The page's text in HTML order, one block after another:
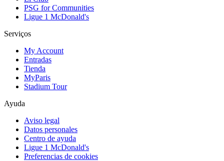
PSG for Communities
Ligue 1 McDonald's
Serviços
My Account
Entradas
Tienda
MyParis
Stadium Tour
Ayuda
Aviso legal
Datos personales
Centro de ayuda
Ligue 1 McDonald's
Preferencias de cookies